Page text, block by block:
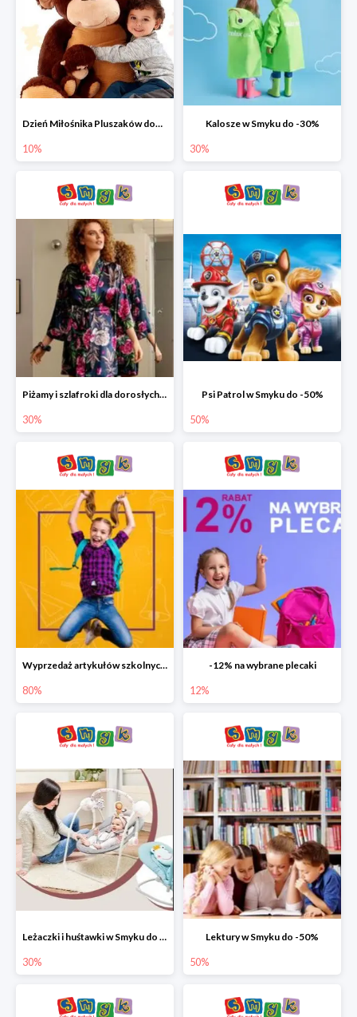
Dzień Miłośnika Pluszaków dodatkowy rabat -10%
10%
Kalosze w Smyku do -30%
30%
Piżamy i szlafroki dla dorosłych w Smyku do -30%
30%
Psi Patrol w Smyku do -50%
50%
Wyprzedaż artykułów szkolnych w Smyku do -80%
80%
-12% na wybrane plecaki
12%
Leżaczki i huśtawki w Smyku do -30%
30%
Lektury w Smyku do -50%
50%